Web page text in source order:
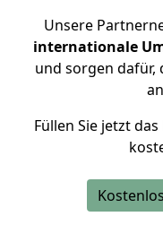
Unsere
internationale
und sorgen dafür,
Füllen Sie jetzt